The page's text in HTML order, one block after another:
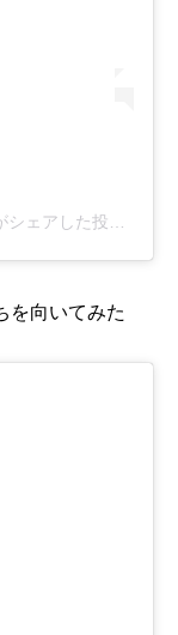
ェアした投稿
を向いてみた